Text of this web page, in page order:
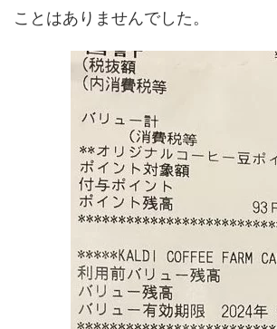
ことはありませんでした。